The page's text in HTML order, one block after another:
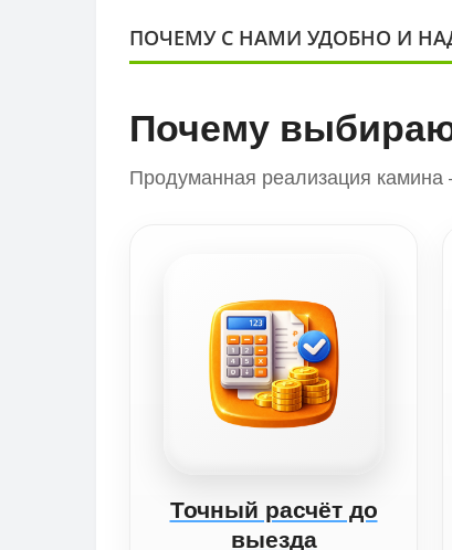
ПОЧЕМУ С НАМИ УДОБНО И
Почему
Продуманная реализация камина
Точный расчёт до
выезда